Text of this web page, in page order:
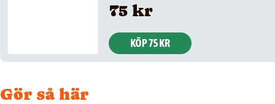
75 kr
KÖP 75 KR
Gör så här